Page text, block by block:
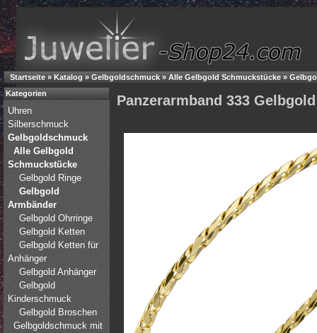
Startseite » Katalog » Gelbgoldschmuck » Alle Gelbgold Schmuckstücke »
Panzerarmband 333
Kategorien
Uhren
Silberschmuck
Gelbgoldschmuck
Alle Gelbgold
Schmuckstücke
Gelbgold Ringe
Gelbgold
Armbänder
Gelbgold Ohrringe
Gelbgold Ketten
Gelbgold Ketten für
Anhänger
Gelbgold Anhänger
Gelbgold
Kinderschmuck
Gelbgold Broschen
Gelbgoldschmuck mit